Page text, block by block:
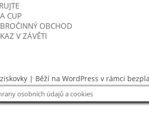
CUP
OBCHOD
V ZÁVĚTI
| Běží na WordPress v rámci
osobních údajů a cookies